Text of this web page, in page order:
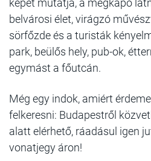
képét mutatja, a megkapó
belvárosi élet, virágzó
sörfőzde és a turisták
park, beülős hely, pub-ok,
egymást a főutcán.
Még egy indok, amiért
felkeresni: Budapestről
alatt elérhető, ráadásul igen
vonatjegy áron!